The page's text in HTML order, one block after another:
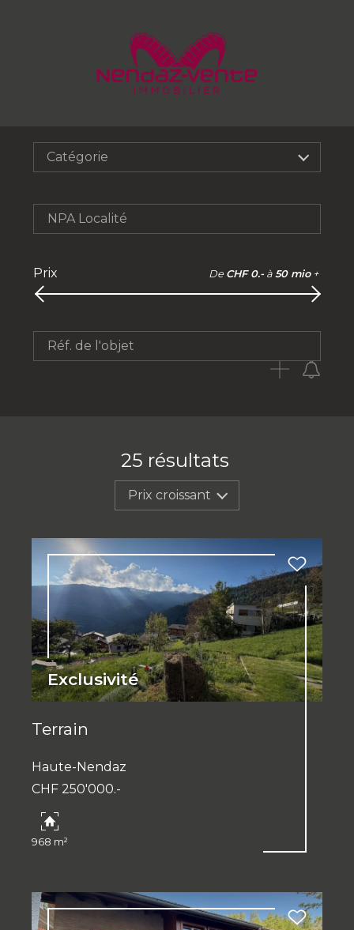
Catégorie
NPA Localité
Prix De CHF 0.- à 50 mio +
Réf. de l'objet
25 résultats
Prix croissant
Exclusivité
Terrain
Haute-Nendaz
CHF 250'000.-
968 m²